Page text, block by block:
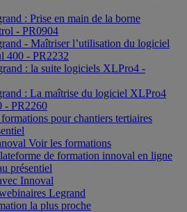
: Prise en main de la borne
- PR0904
- Maîtriser l’utilisation du logiciel
400 - PR2232
: la suite logiciels XLPro4 -
: La maîtrise du logiciel XLPro4
- PR2260
pour chantiers tertiaires
Voir les formations
de formation innoval en ligne
présentiel
Innoval
Legrand
la plus proche